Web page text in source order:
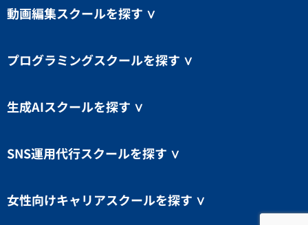
動画編集スクールを探す ∨
プログラミングスクールを探す ∨
生成AIスクールを探す ∨
SNS運用代行スクールを探す ∨
女性向けキャリアスクールを探す ∨